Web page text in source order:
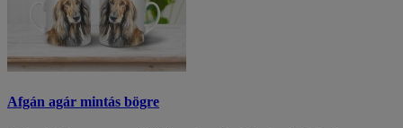
Afgán agár mintás bögre